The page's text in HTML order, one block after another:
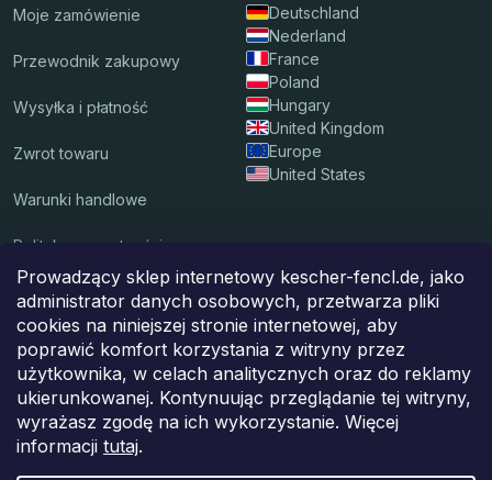
Prowadzący sklep internetowy kescher-fencl.de, jako
administrator danych osobowych, przetwarza pliki
cookies na niniejszej stronie internetowej, aby
poprawić komfort korzystania z witryny przez
użytkownika, w celach analitycznych oraz do reklamy
ukierunkowanej. Kontynuując przeglądanie tej witryny,
wyrażasz zgodę na ich wykorzystanie. Więcej
informacji tutaj.
Moje zamówienie
Przewodnik zakupowy
Wysyłka i płatność
Zwrot towaru
Warunki handlowe
Polityka prywatności
Deutschland
Nederland
France
Poland
Hungary
United Kingdom
Europe
United States
Akceptujemy płatności on-line
Przesyłkę dostarczy do ciebie